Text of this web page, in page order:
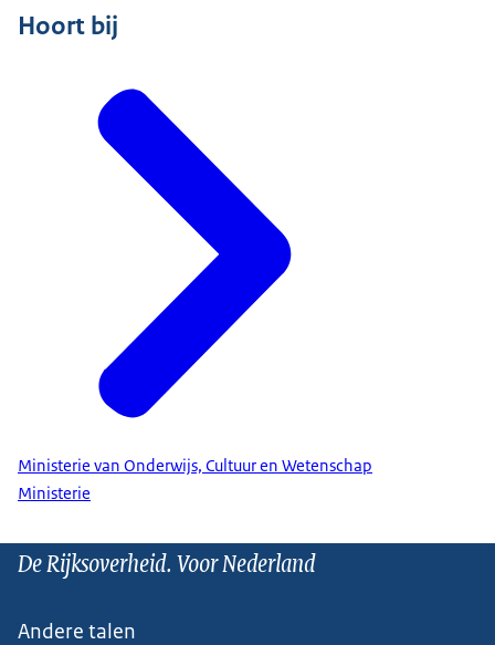
Hoort bij
Ministerie van Onderwijs, Cultuur en Wetenschap
Ministerie
De Rijksoverheid. Voor Nederland
Andere talen